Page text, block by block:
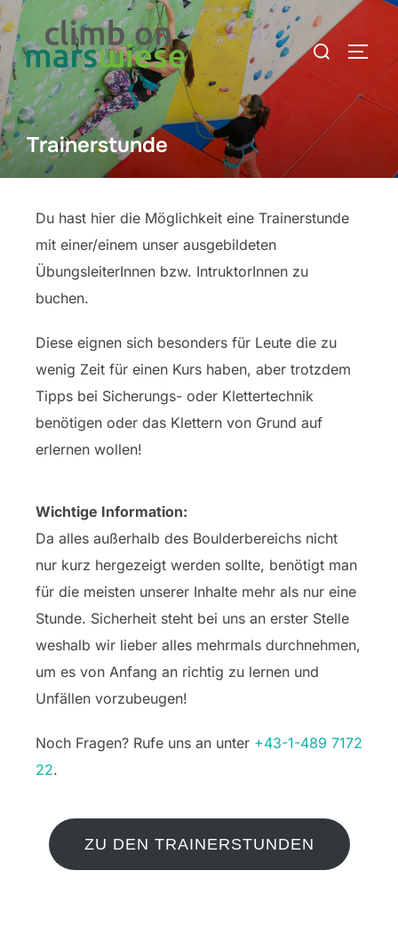
Trainerstunde
Du hast hier die Möglichkeit eine Trainerstunde
mit einer/einem unser ausgebildeten
ÜbungsleiterInnen bzw. IntruktorInnen zu
buchen.
Diese eignen sich besonders für Leute die zu
wenig Zeit für einen Kurs haben, aber trotzdem
Tipps bei Sicherungs- oder Klettertechnik
benötigen oder das Klettern von Grund auf
erlernen wollen!
Wichtige Information:
Da alles außerhalb des Boulderbereichs nicht
nur kurz hergezeigt werden sollte, benötigt man
für die meisten unserer Inhalte mehr als nur eine
Stunde. Sicherheit steht bei uns an erster Stelle
weshalb wir lieber alles mehrmals durchnehmen,
um es von Anfang an richtig zu lernen und
Unfällen vorzubeugen!
Noch Fragen? Rufe uns an unter +43-1-489 7172
22.
ZU DEN TRAINERSTUNDEN